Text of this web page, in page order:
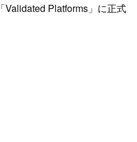
Validated Platforms」に正式